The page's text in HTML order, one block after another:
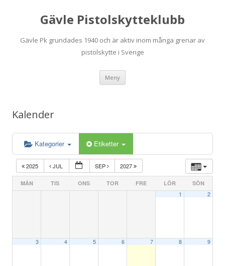
Gävle Pistolskytteklubb
Gävle Pk grundades 1940 och är aktiv inom många grenar av
pistolskytte i Sverige
Meny
Kalender
Kategorier Etiketter
2025 JUL SEP 2027
MÅN TIS ONS TOR FRE LÖR
SÖN
1
2
3 4 5 6 7 8 9